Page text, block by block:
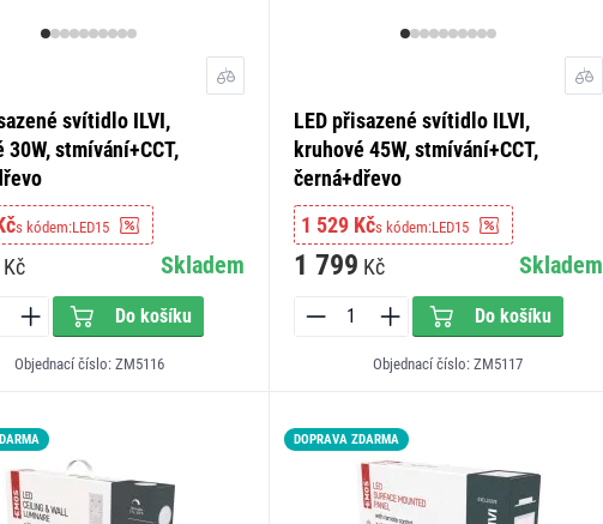
svítidlo ILVI,
30W, stmívání+CCT,
s kódem:LED15
Kč Skladem
Do košíku
Objednací číslo: ZM5116
LED přisazené svítidlo ILVI,
kruhové 45W, stmívání+CCT,
černá+dřevo
1 529 Kčs kódem:LED15
1 799 Kč Skladem
Do košíku
Objednací číslo: ZM5117
DOPRAVA ZDARMA